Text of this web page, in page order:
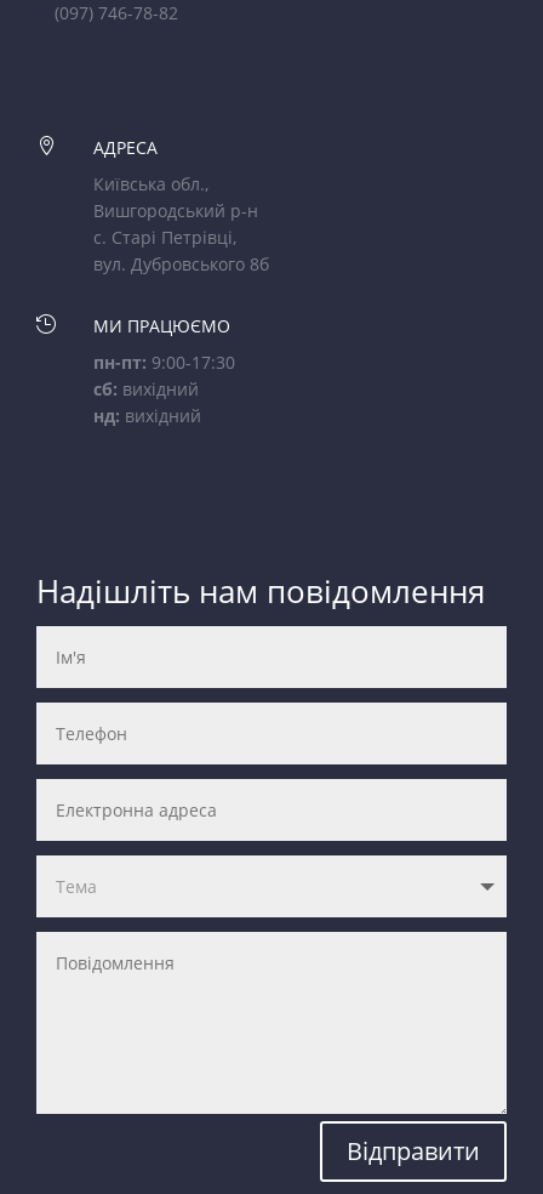
(097) 746-78-82

АДРЕСА
Київська обл.,
Вишгородський р-н
с. Старі Петрівці,
вул. Дубровського 8б

МИ ПРАЦЮЄМО
пн-пт: 9:00-17:30
сб: вихідний
нд: вихідний
Надішліть нам повідомлення
Відправити